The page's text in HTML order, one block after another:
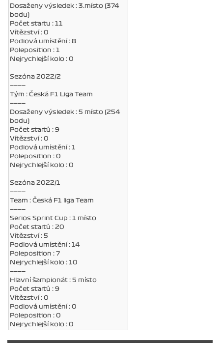
Dosaženy výsledek : 3.místo (374
bodu)
Počet startu : 11
Vítězství : 0
Podiová umístění : 8
Poleposition : 1
Nejrychlejší kolo : 0
Sezóna 2022/2
————
Tým : Česká F1 Liga Team
————
Dosaženy výsledek : 5 místo (254
bodu)
Počet startů : 9
Vítězství : 0
Podiová umístění : 1
Poleposition : 0
Nejrychlejší kolo : 0
Sezóna 2022/1
————
Team : Česká F1 liga Team
————
Serios Sprint Cup : 1 místo
Počet startů : 20
Vítězství : 5
Podiová umístění : 14
Poleposition : 7
Nejrychlejší kolo : 10
————
Hlavní šampionát : 5 místo
Počet startů : 9
Vítězství : 0
Podiová umístění : 0
Poleposition : 0
Nejrychlejší kolo : 0